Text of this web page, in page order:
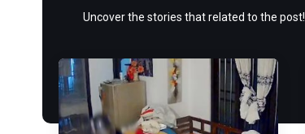
Uncover the stories that related to the post!